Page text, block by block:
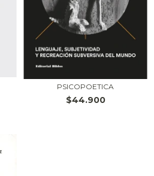
PSICOPOETICA
$44.900